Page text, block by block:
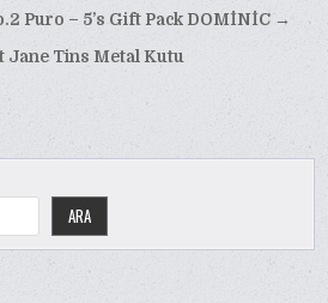
Puro – 5’s Gift Pack DOMİNİC →
Jane Tins Metal Kutu
ARA